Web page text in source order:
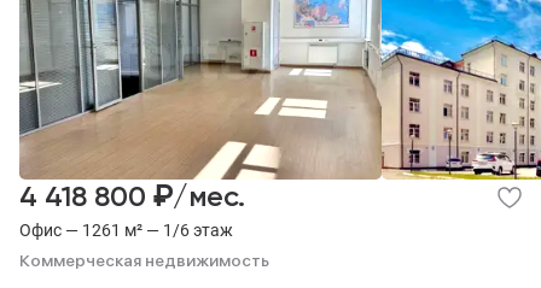
Офис — 1261 м² — 1/6 этаж
Коммерческая недвижимость
4 418 800 ₽/мес.